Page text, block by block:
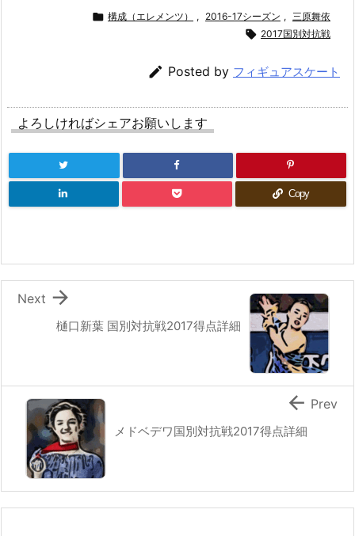
 構成（エレメンツ） , 2016-17シーズン , 三原舞依
 2017国別対抗戦
 Posted by フィギュアスケート
よろしければシェアお願いします
Copy
樋口新葉 国別対抗戦2017得点詳細

Next
メドベデワ国別対抗戦2017得点詳細
 Prev